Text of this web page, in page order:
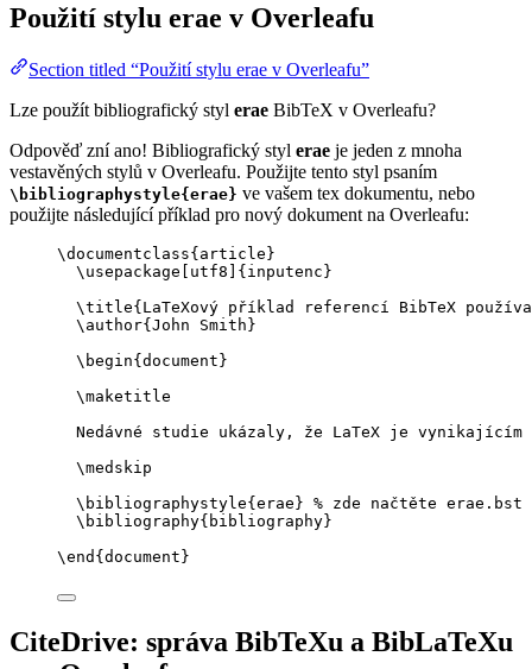
Použití stylu erae v Overleafu
Section titled “Použití stylu erae v Overleafu”
Lze použít bibliografický styl erae BibTeX v Overleafu?
Odpověď zní ano! Bibliografický styl erae je jeden z mnoha
vestavěných stylů v Overleafu. Použijte tento styl psaním
\bibliographystyle{erae} ve vašem tex dokumentu, nebo
použijte následující příklad pro nový dokument na Overleafu:
\documentclass{ article }
\usepackage
utf8 ]{ inputenc }
\title{LaTeXový příklad referencí BibTeX
\author{John Smith}
\begin{ document }
\maketitle
Nedávné studie ukázaly, že LaTeX je vynikajícím
\medskip
\bibliographystyle{erae} % zde načtěte erae.bst
\bibliography{bibliography}
\end { document }
CiteDrive: správa BibTeXu a BibLaTeXu